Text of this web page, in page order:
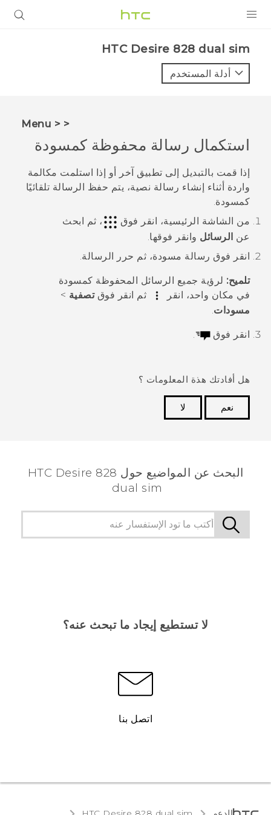
VIVE
VIVERSE
البرامج + التطبيقات
الدعم
أجهزة HTC والملحقات
HTC Desire 828 dual sim‎
أدلة المستخدم
< < Menu
استكمال رسالة محفوظة كمسودة
إذا قمت بالتبديل إلى تطبيق آخر أو إذا استلمت مكالمة
واردة أثناء إنشاء رسالة نصية، يتم حفظ الرسالة تلقائيًا
كمسودة.
من الشاشة
الرئيسية، انقر فوق
، ثم ابحث
عن الرسائل وانقر فوقها.
انقر فوق رسالة مسودة، ثم حرر الرسالة.
تلميح: لرؤية جميع الرسائل المحفوظة كمسودة
في مكان واحد، انقر
ثم انقر فوقتصفية >
مسودات.
انقر فوق .
هل أفادتك هذة المعلومات ؟
نعم
لا
البحث عن المواضيع حول HTC Desire 828
dual sim
لا تستطيع إيجاد ما تبحث عنه؟
اتصل بنا